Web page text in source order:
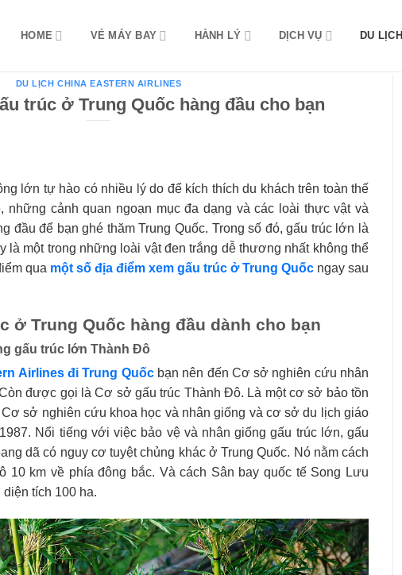
HOME VÉ MÁY BAY HÀNH LÝ DỊCH VỤ DU LỊCH
DU LỊCH CHINA EASTERN AIRLINES
trúc ở Trung Quốc hàng đầu cho bạn
lớn tự hào có nhiều lý do để kích thích du khách trên toàn thế
những cảnh quan ngoạn mục đa dạng và các loài thực vật và
đầu để bạn ghé thăm Trung Quốc. Trong số đó, gấu trúc lớn là
là một trong những loài vật đen trắng dễ thương nhất không thể
qua một số địa điểm xem gấu trúc ở Trung Quốc ngay sau
ở Trung Quốc hàng đầu dành cho bạn
gấu trúc lớn Thành Đô
Airlines đi Trung Quốcbạn nên đến Cơ sở nghiên cứu nhân
được gọi là Cơ sở gấu trúc Thành Đô. Là một cơ sở bảo tồn
sở nghiên cứu khoa học và nhân giống và cơ sở du lịch giáo
Nổi tiếng với việc bảo vệ và nhân giống gấu trúc lớn, gấu
dã có nguy cơ tuyệt chủng khác ở Trung Quốc. Nó nằm cách
10 km về phía đông bắc. Và cách Sân bay quốc tế Song Lưu
tích 100 ha.